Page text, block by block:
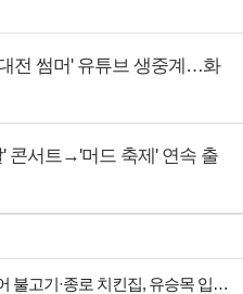
전 썸머' 유튜브 생중계…화
' 콘서트→'머드 축제' 연속 출
'동네의 명장들' 압구정로데오 오징어 불고기·종로 치킨집, 유승목 입맛 저격